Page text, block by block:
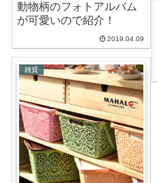
動物柄のフォトアルバム
が可愛いので紹介！
2019.04.09
雑貨